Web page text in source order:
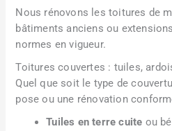
Nous rénovons les toitures de
bâtiments anciens ou
normes en vigueur.
Toitures couvertes : tuiles,
Quel que soit le type de
pose ou une rénovation
Tuiles en terre cuite ou